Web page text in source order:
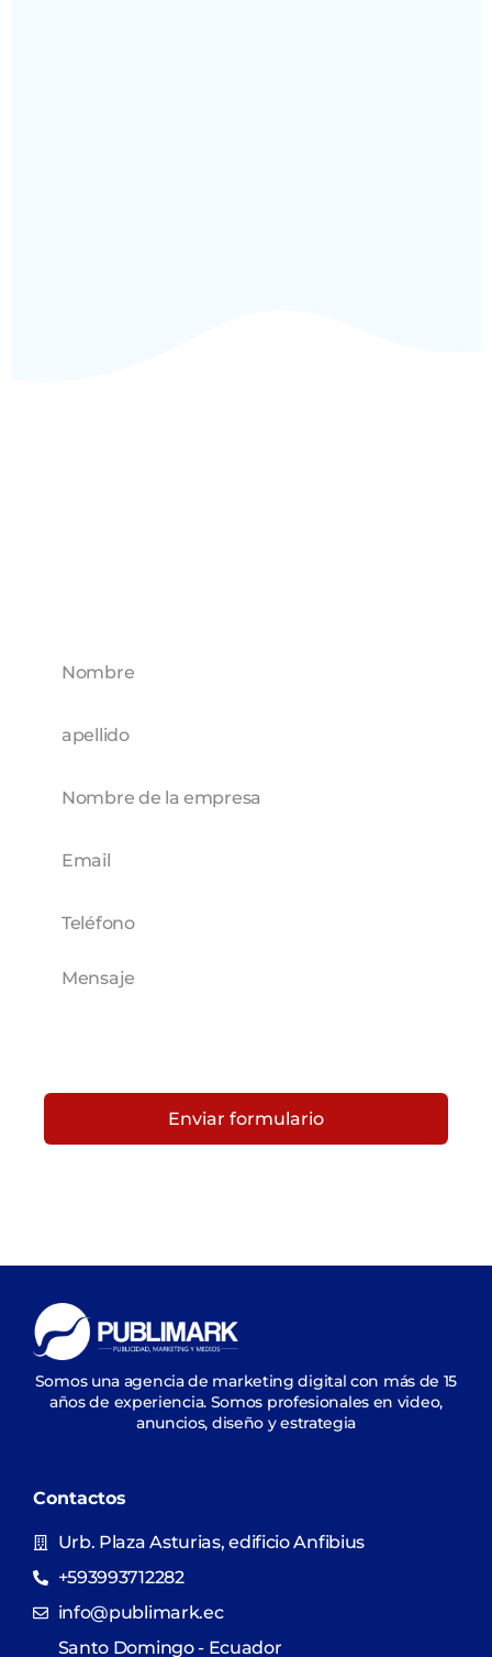
Enviar formulario
Somos una agencia de marketing digital con más de 15
años de experiencia. Somos profesionales en video,
anuncios, diseño y estrategia
Contactos
Urb. Plaza Asturias, edificio Anfibius
+593993712282
info@publimark.ec
Santo Domingo - Ecuador